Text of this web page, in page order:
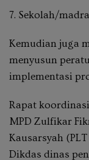
7. Sekolah/
Kemudian juga
menyusun
implementasi
Rapat
MPD Zulfikar
Kausarsyah
Dikdas dinas